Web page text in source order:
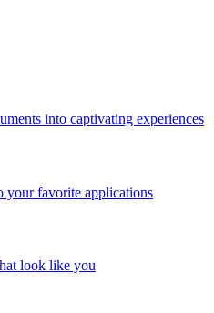
into captivating experiences
your favorite applications
look like you